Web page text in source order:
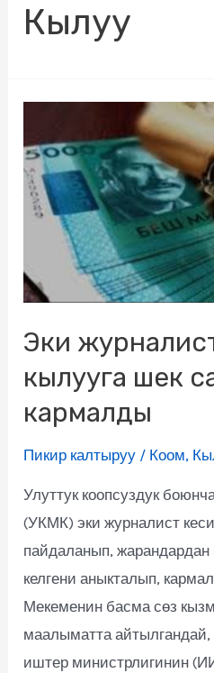
Кылуу
Эки
кылууга шек
кармалды
Пикир калтыруу / Коом,
Улуттук коопсуздук
(УКМК) эки журналист
пайдаланып, жарандардан
келгени аныкталып,
Мекеменин басма сөз
маалыматта
иштер министрлигинин